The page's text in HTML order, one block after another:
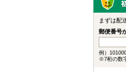
まずは配
郵便番号
例）
※7桁の数